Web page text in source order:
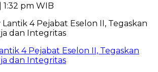
pm WIB
4 Pejabat Eselon II, Tegaskan
dan Integritas